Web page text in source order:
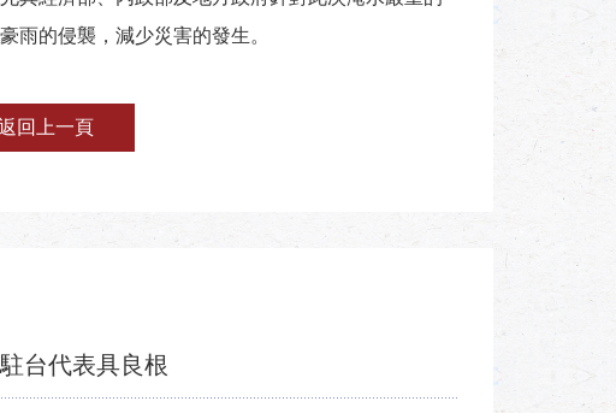
雨的侵襲，減少災害的發生。
回上一頁
台代表具良根